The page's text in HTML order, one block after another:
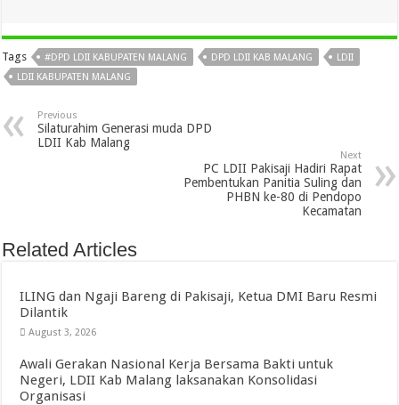
Tags #DPD LDII KABUPATEN MALANG DPD LDII KAB MALANG
LDII
LDII KABUPATEN MALANG
Previous
Silaturahim Generasi muda DPD
LDII Kab Malang
Next
PC LDII Pakisaji Hadiri Rapat
Pembentukan Panitia Suling dan
PHBN ke-80 di Pendopo
Kecamatan
Related Articles
ILING dan Ngaji Bareng di Pakisaji, Ketua DMI Baru Resmi
Dilantik
August 3, 2026
Awali Gerakan Nasional Kerja Bersama Bakti untuk
Negeri, LDII Kab Malang laksanakan Konsolidasi
Organisasi